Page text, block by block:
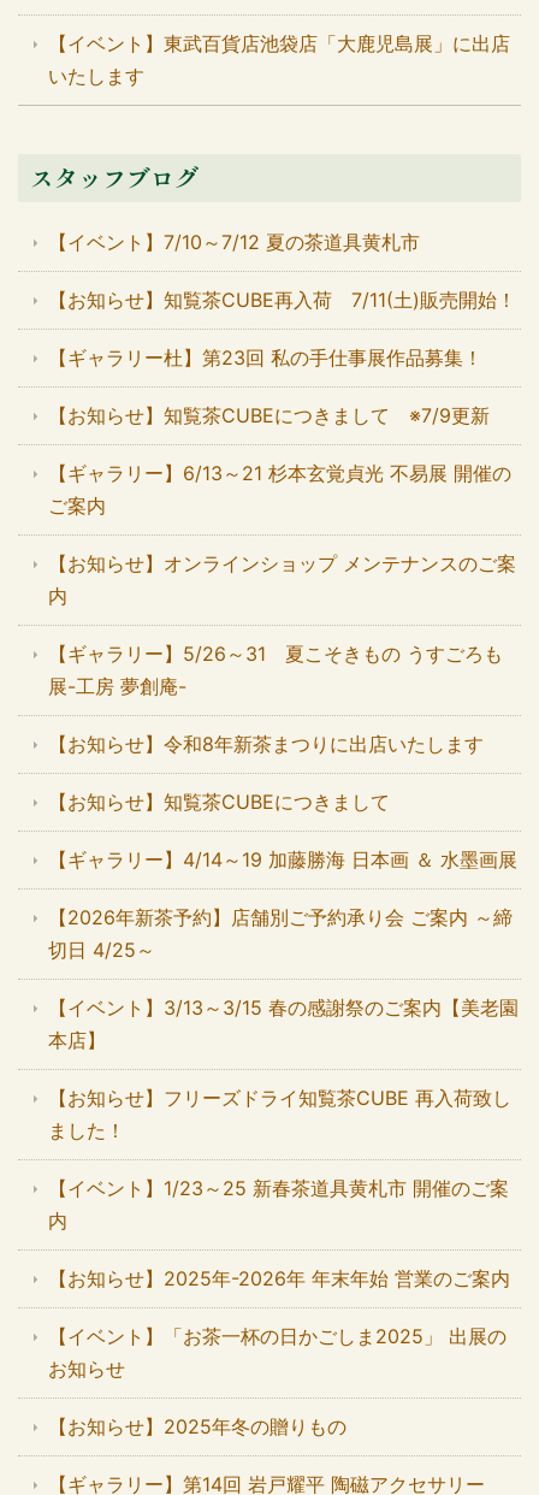
【イベント】東武百貨店池袋店「大鹿児島展」に出店
いたします
スタッフブログ
【イベント】7/10～7/12 夏の茶道具黄札市
【お知らせ】知覧茶CUBE再入荷 7/11(土)販売開始！
【ギャラリー杜】第23回 私の手仕事展作品募集！
【お知らせ】知覧茶CUBEにつきまして ※7/9更新
【ギャラリー】6/13～21 杉本玄覚貞光 不易展 開催の
ご案内
【お知らせ】オンラインショップ メンテナンスのご案
内
【ギャラリー】5/26～31 夏こそきもの うすごろも
展-工房 夢創庵-
【お知らせ】令和8年新茶まつりに出店いたします
【お知らせ】知覧茶CUBEにつきまして
【ギャラリー】4/14～19 加藤勝海 日本画 ＆ 水墨画展
【2026年新茶予約】店舗別ご予約承り会 ご案内 ～締
切日 4/25～
【イベント】3/13～3/15 春の感謝祭のご案内【美老園
本店】
【お知らせ】フリーズドライ知覧茶CUBE 再入荷致し
ました！
【イベント】1/23～25 新春茶道具黄札市 開催のご案
内
【お知らせ】2025年-2026年 年末年始 営業のご案内
【イベント】「お茶一杯の日かごしま2025」 出展の
お知らせ
【お知らせ】2025年冬の贈りもの
【ギャラリー】第14回 岩戸耀平 陶磁アクセサリー